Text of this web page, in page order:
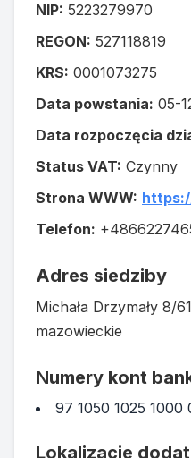
NIP: 5223279970
REGON: 527118819
KRS: 0001073275
Data powstania: 05-
Data rozpoczęcia
Status VAT: Czynny
Strona WWW:
Telefon:
Adres siedziby
Michała Drzymały 8/
mazowieckie
Numery kont
97 1050 1025 1000
Lokalizacje